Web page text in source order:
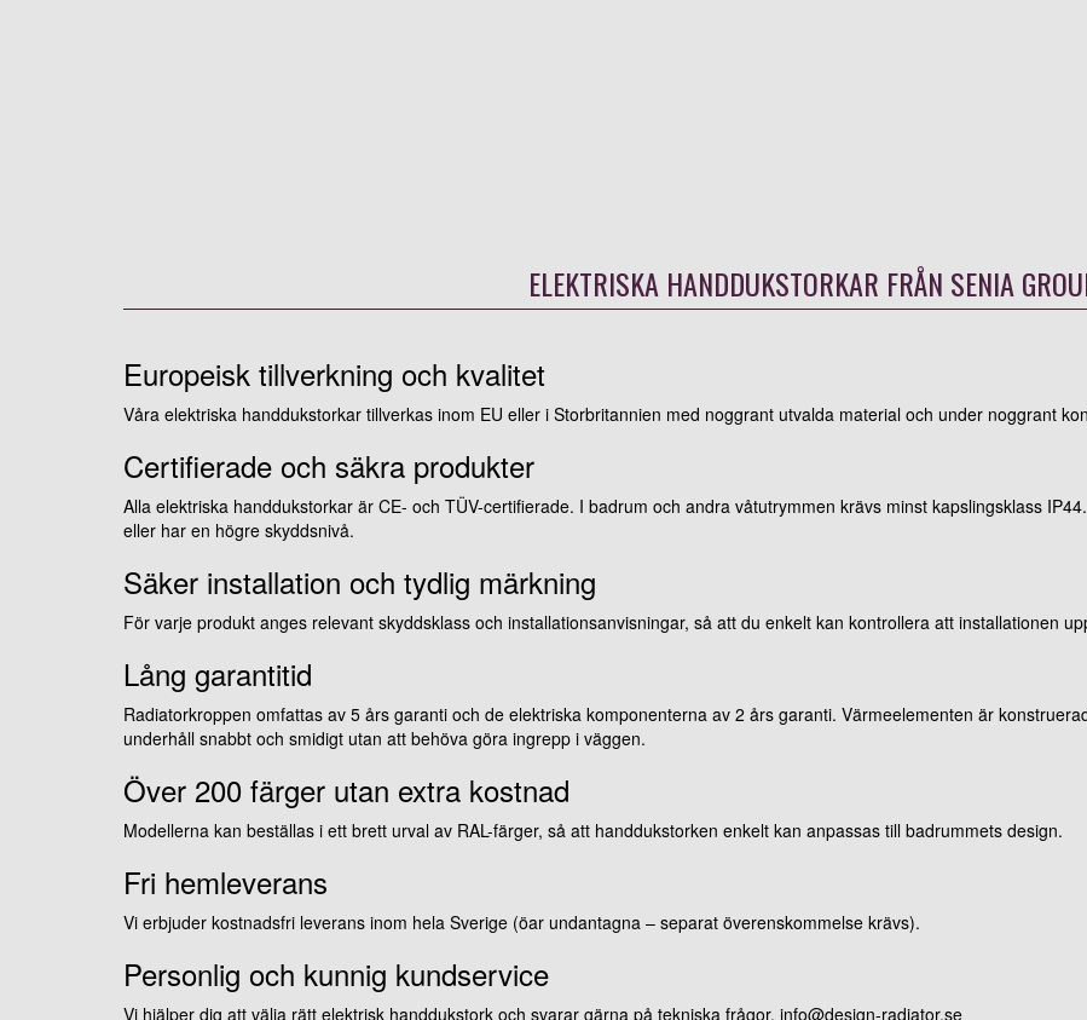
ELEKTRISKA HANDDUKSTORKAR FRÅN SENIA
Europeisk tillverkning och kvalitet
Våra elektriska handdukstorkar tillverkas inom EU eller i Storbritannien med noggrant utvalda material och under noggrant
Certifierade och säkra produkter
Alla elektriska handdukstorkar är CE- och TÜV-certifierade. I badrum och andra våtutrymmen krävs minst kapslingsklass
eller har en högre skyddsnivå.
Säker installation och tydlig märkning
För varje produkt anges relevant skyddsklass och installationsanvisningar, så att du enkelt kan kontrollera att installationen
Lång garantitid
Radiatorkroppen omfattas av 5 års garanti och de elektriska komponenterna av 2 års garanti. Värmeelementen är
underhåll snabbt och smidigt utan att behöva göra ingrepp i väggen.
Över 200 färger utan extra kostnad
Modellerna kan beställas i ett brett urval av RAL-färger, så att handdukstorken enkelt kan anpassas till badrummets design.
Fri hemleverans
Vi erbjuder kostnadsfri leverans inom hela Sverige (öar undantagna – separat överenskommelse krävs).
Personlig och kunnig kundservice
Vi hjälper dig att välja rätt elektrisk handdukstork och svarar gärna på tekniska frågor. info@design-radiator.se